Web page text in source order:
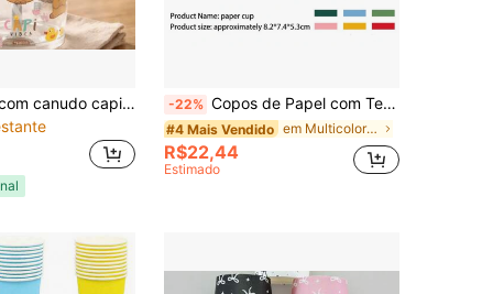
Copo plasútil com canudo capivara 500ml
-22% Copos de Papel com Tema de Chá da Tarde/Piquenique Xadrez Colorido - 10/20/60 peças, Adequado para Chá da Tarde, Aniversário, Feriado, Festa Temática, Piquenique Familiar e Outras Ocasiões.
#4 Mais Vendido em Multicolorido Copos e tampas de papel descartáv
R$22,44
Estimado